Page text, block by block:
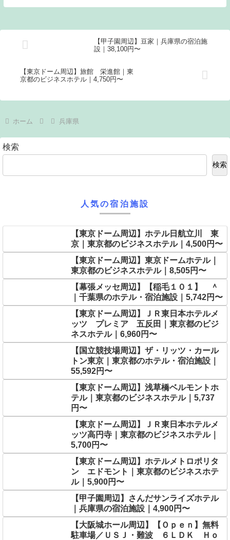
【甲子園周辺】豆家｜兵庫県の宿泊施
設｜38,100円〜
【東京ドーム周辺】旅館 栄進館｜東
京都のビジネスホテル｜4,750円〜
ホーム 兵庫県
検索
検索
人気の宿泊施設
【東京ドーム周辺】ホテル日航立川 東
京｜東京都のビジネスホテル｜4,500円〜
【東京ドーム周辺】東京ドームホテル｜
東京都のビジネスホテル｜8,505円〜
【幕張メッセ周辺】【稲毛１０１】 ＾
｜千葉県のホテル・宿泊施設｜5,742円〜
【東京ドーム周辺】ＪＲ東日本ホテルメ
ッツ プレミア 五反田｜東京都のビジ
ネスホテル｜6,960円〜
【国立競技場周辺】ザ・リッツ・カール
トン東京｜東京都のホテル・宿泊施設｜
55,592円〜
【東京ドーム周辺】浅草橋ベルモントホ
テル｜東京都のビジネスホテル｜5,737
円〜
【東京ドーム周辺】ＪＲ東日本ホテルメ
ッツ高円寺｜東京都のビジネスホテル｜
5,700円〜
【東京ドーム周辺】ホテルメトロポリタ
ン エドモント｜東京都のビジネスホテ
ル｜5,900円〜
【甲子園周辺】さんだサンライズホテル
｜兵庫県の宿泊施設｜4,900円〜
【大阪城ホール周辺】【Ｏｐｅｎ】無料
駐車場／ＵＳＪ・難波 ６ＬＤＫ Ｈｏ